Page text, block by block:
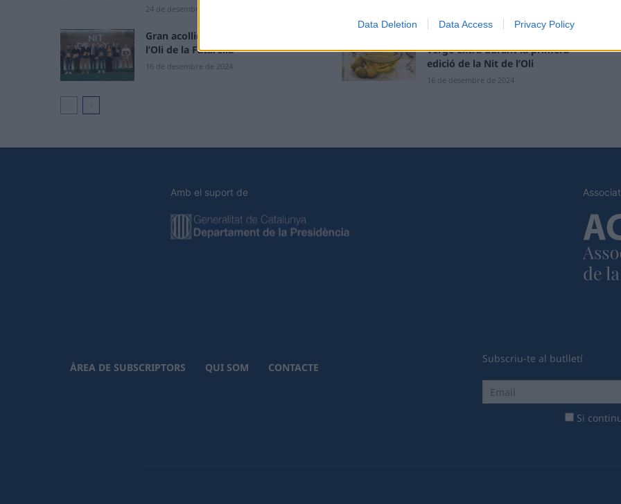
Data Deletion Data Access Privacy Policy
24 de desembre de 2024
Gran acollida a la 25a Festa de
l’Oli de la Fatarella
16 de desembre de 2024
verge extra durant la primera
edició de la Nit de l’Oli
16 de desembre de 2024
Amb el suport de
ÀREA DE SUBSCRIPTORS QUI SOM CONTACTE
Subscriu-te al butlletí
Si